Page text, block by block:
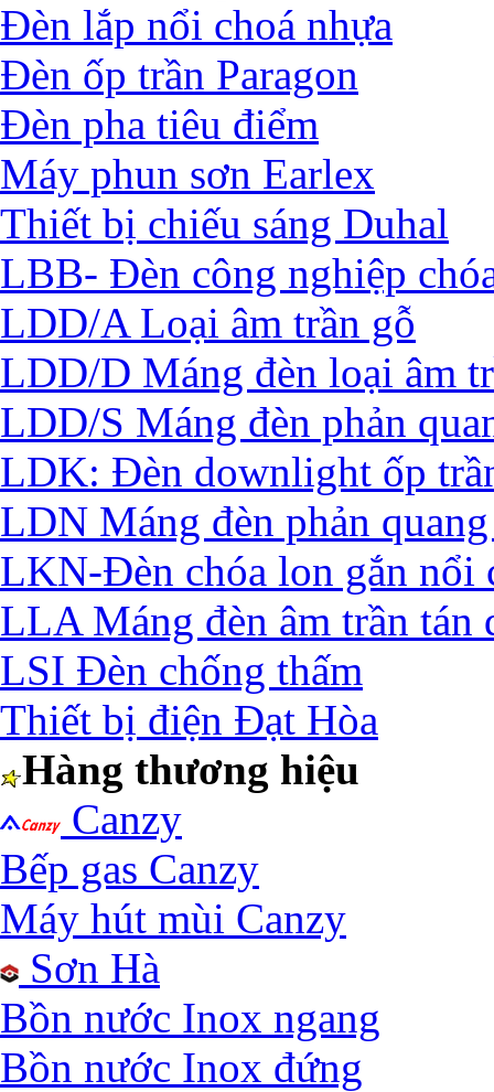
Đèn lắp nổi choá nhựa
Đèn ốp trần Paragon
Đèn pha tiêu điểm
Máy phun sơn Earlex
Thiết bị chiếu sáng Duhal
LBB- Đèn công nghiệp
LDD/A Loại âm trần gỗ
LDD/D Máng đèn loại âm
LDD/S Máng đèn phản
LDK: Đèn downlight ốp
LDN Máng đèn phản
LKN-Đèn chóa lon gắn nổi
LLA Máng đèn âm trần tán
LSI Đèn chống thấm
Thiết bị điện Đạt Hòa
Hàng thương hiệu
Canzy
Bếp gas Canzy
Máy hút mùi Canzy
Sơn Hà
Bồn nước Inox ngang
Bồn nước Inox đứng